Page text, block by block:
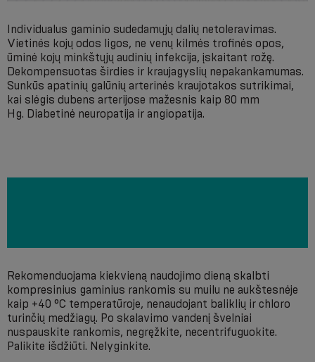
Individualus gaminio sudedamųjų dalių netoleravimas.
Vietinės kojų odos ligos, ne venų kilmės trofinės opos,
ūminė kojų minkštųjų audinių infekcija, įskaitant rožę.
Dekompensuotas širdies ir kraujagyslių nepakankamumas.
Sunkūs apatinių galūnių arterinės kraujotakos sutrikimai,
kai slėgis dubens arterijose mažesnis kaip 80 mm
Hg. Diabetinė neuropatija ir angiopatija.
Rekomenduojama kiekvieną naudojimo dieną skalbti
kompresinius gaminius rankomis su muilu ne aukštesnėje
kaip +40 °C temperatūroje, nenaudojant baliklių ir chloro
turinčių medžiagų. Po skalavimo vandenį švelniai
nuspauskite rankomis, negręžkite, necentrifuguokite.
Palikite išdžiūti. Nelyginkite.